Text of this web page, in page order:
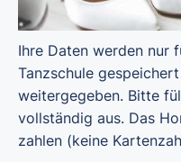
Ihre Daten werden nur
Tanzschule
weitergegeben. Bitte
vollständig aus. Das
zahlen (keine